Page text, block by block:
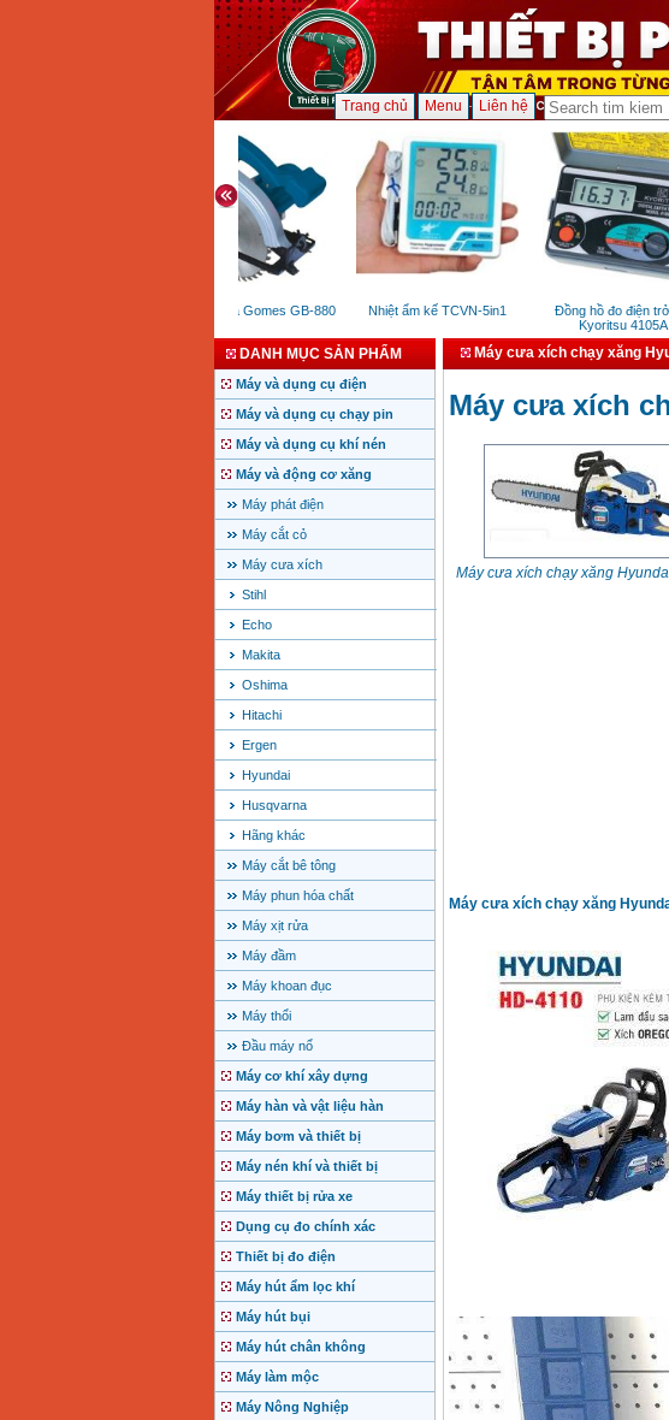
Trang chủ Menu Liên hệ
Máy cưa đĩa Gomes GB-880 Nhiệt ẩm kế TCVN-5in1
Đồng hồ đo điện trở
Kyoritsu 4105A
DANH MỤC SẢN PHẨM
Máy và dụng cụ điện
Máy và dụng cụ chạy pin
Máy và dụng cụ khí nén
Máy và động cơ xăng
Máy phát điện
Máy cắt cỏ
Máy cưa xích
Stihl
Echo
Makita
Oshima
Hitachi
Ergen
Hyundai
Husqvarna
Hãng khác
Máy cắt bê tông
Máy phun hóa chất
Máy xịt rửa
Máy đầm
Máy khoan đục
Máy thổi
Đầu máy nổ
Máy cơ khí xây dựng
Máy hàn và vật liệu hàn
Máy bơm và thiết bị
Máy nén khí và thiết bị
Máy thiết bị rửa xe
Dụng cụ đo chính xác
Thiết bị đo điện
Máy hút ẩm lọc khí
Máy hút bụi
Máy hút chân không
Máy làm mộc
Máy Nông Nghiệp
Máy cưa xích chạy xăng
Máy cưa xích
Máy cưa xích chạy xăng
Máy cưa xích chạy xăng